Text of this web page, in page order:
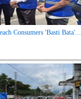
Consumers 'Basti Bata'...